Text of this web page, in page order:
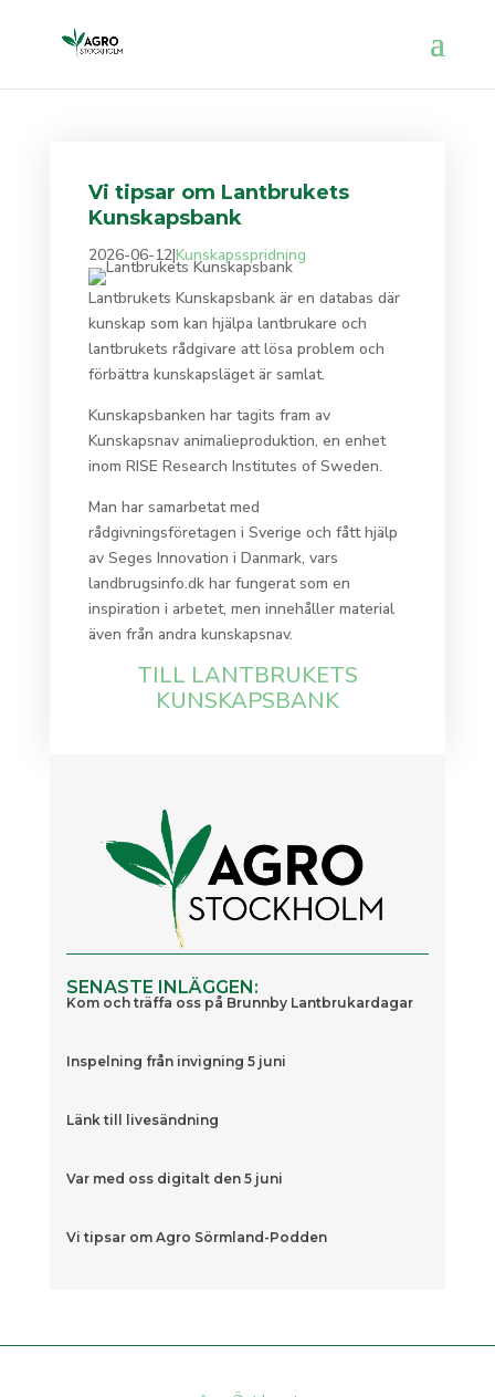
Vi tipsar om Lantbrukets
Kunskapsbank
2026-06-12|Kunskapsspridning
Lantbrukets Kunskapsbank är en databas där
kunskap som kan hjälpa lantbrukare och
lantbrukets rådgivare att lösa problem och
förbättra kunskapsläget är samlat.
Kunskapsbanken har tagits fram av
Kunskapsnav animalieproduktion, en enhet
inom RISE Research Institutes of Sweden.
Man har samarbetat med
rådgivningsföretagen i Sverige och fått hjälp
av Seges Innovation i Danmark, vars
landbrugsinfo.dk har fungerat som en
inspiration i arbetet, men innehåller material
även från andra kunskapsnav.
TILL LANTBRUKETS
KUNSKAPSBANK
SENASTE INLÄGGEN:
Kom och träffa oss på Brunnby Lantbrukardagar
Inspelning från invigning 5 juni
Länk till livesändning
Var med oss digitalt den 5 juni
Vi tipsar om Agro Sörmland-Podden